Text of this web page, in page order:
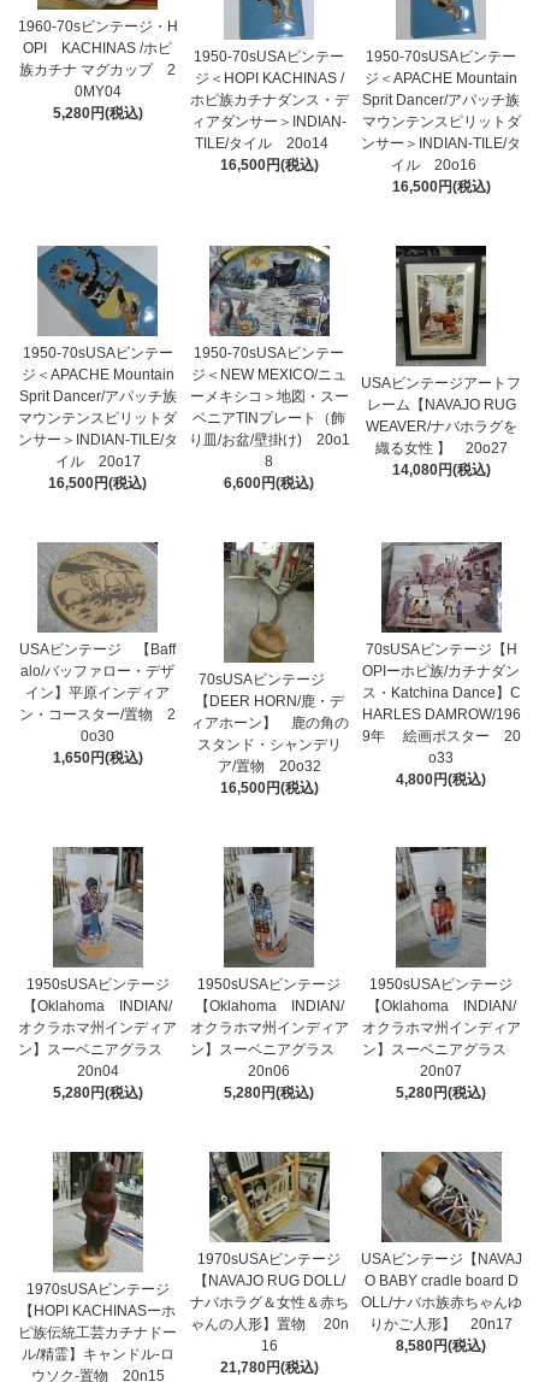
1960-70sビンテージ・H
OPI KACHINAS /ホピ
族カチナ マグカップ 2
0MY04
5,280円(税込)
1950-70sUSAビンテー
ジ＜HOPI KACHINAS /
ホピ族カチナダンス・デ
ィアダンサー＞INDIAN-
TILE/タイル 20o14
16,500円(税込)
1950-70sUSAビンテー
ジ＜APACHE Mountain
Sprit Dancer/アパッチ族
マウンテンスピリットダ
ンサー＞INDIAN-TILE/タ
イル 20o16
16,500円(税込)
1950-70sUSAビンテー
ジ＜APACHE Mountain
Sprit Dancer/アパッチ族
マウンテンスピリットダ
ンサー＞INDIAN-TILE/タ
イル 20o17
16,500円(税込)
1950-70sUSAビンテー
ジ＜NEW MEXICO/ニュ
ーメキシコ＞地図・スー
ベニアTINプレート（飾
り皿/お盆/壁掛け) 20o1
8
6,600円(税込)
USAビンテージアートフ
レーム【NAVAJO RUG
WEAVER/ナバホラグを
織る女性 】 20o27
14,080円(税込)
USAビンテージ 【Baff
alo/バッファロー・デザ
イン】平原インディア
ン・コースター/置物 2
0o30
1,650円(税込)
70sUSAビンテージ
【DEER HORN/鹿・デ
ィアホーン】 鹿の角の
スタンド・シャンデリ
ア/置物 20o32
16,500円(税込)
70sUSAビンテージ【H
OPIーホピ族/カチナダン
ス・Katchina Dance】C
HARLES DAMROW/196
9年 絵画ポスター 20
o33
4,800円(税込)
1950sUSAビンテージ
【Oklahoma INDIAN/
オクラホマ州インディア
ン】スーベニアグラス
20n04
5,280円(税込)
1950sUSAビンテージ
【Oklahoma INDIAN/
オクラホマ州インディア
ン】スーベニアグラス
20n06
5,280円(税込)
1950sUSAビンテージ
【Oklahoma INDIAN/
オクラホマ州インディア
ン】スーベニアグラス
20n07
5,280円(税込)
1970sUSAビンテージ
【HOPI KACHINASーホ
ピ族伝統工芸カチナドー
ル/精霊】キャンドル-ロ
ウソク-置物 20n15
1970sUSAビンテージ
【NAVAJO RUG DOLL/
ナバホラグ＆女性＆赤ち
ゃんの人形】置物 20n
16
21,780円(税込)
USAビンテージ【NAVAJ
O BABY cradle board D
OLL/ナバホ族赤ちゃんゆ
りかご人形】 20n17
8,580円(税込)